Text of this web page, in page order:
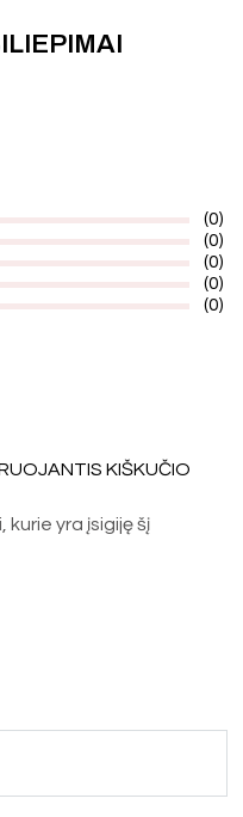
(0)
(0)
(0)
(0)
(0)
KIŠKUČIO
kurie yra įsigiję šį